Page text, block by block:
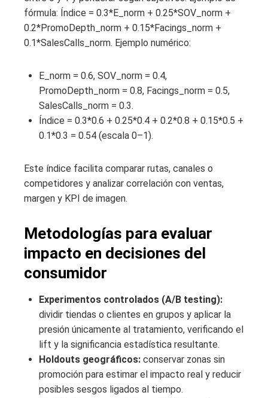
fórmula: Índice = 0.3*E_norm + 0.25*SOV_norm +
0.2*PromoDepth_norm + 0.15*Facings_norm +
0.1*SalesCalls_norm. Ejemplo numérico:
E_norm = 0.6, SOV_norm = 0.4,
PromoDepth_norm = 0.8, Facings_norm = 0.5,
SalesCalls_norm = 0.3.
Índice = 0.3*0.6 + 0.25*0.4 + 0.2*0.8 + 0.15*0.5 +
0.1*0.3 = 0.54 (escala 0–1).
Este índice facilita comparar rutas, canales o
competidores y analizar correlación con ventas,
margen y KPI de imagen.
Metodologías para evaluar
impacto en decisiones del
consumidor
Experimentos controlados (A/B testing):
dividir tiendas o clientes en grupos y aplicar la
presión únicamente al tratamiento, verificando el
lift y la significancia estadística resultante.
Holdouts geográficos: conservar zonas sin
promoción para estimar el impacto real y reducir
posibles sesgos ligados al tiempo.